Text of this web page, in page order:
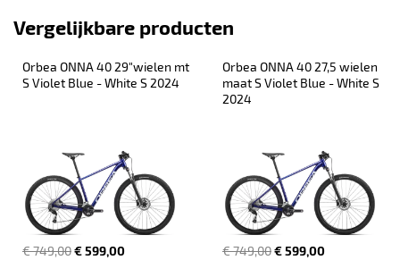
Vergelijkbare producten
Orbea ONNA 40 29"wielen mt
S Violet Blue - White S 2024
€ 749,00€ 599,00
Orbea ONNA 40 27,5 wielen
maat S Violet Blue - White S
2024
€ 749,00€ 599,00